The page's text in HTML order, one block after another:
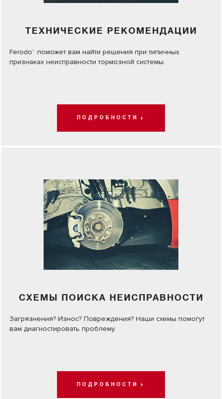
ТЕХНИЧЕСКИЕ РЕКОМЕНДАЦИИ
Ferodo®
поможет вам найти решения при типичных
признаках неисправности тормозной системы.
ПОДРОБНОСТИ
СХЕМЫ ПОИСКА НЕИСПРАВНОСТИ
Загрязнения? Износ? Повреждения? Наши схемы помогут
вам диагностировать проблему.
ПОДРОБНОСТИ